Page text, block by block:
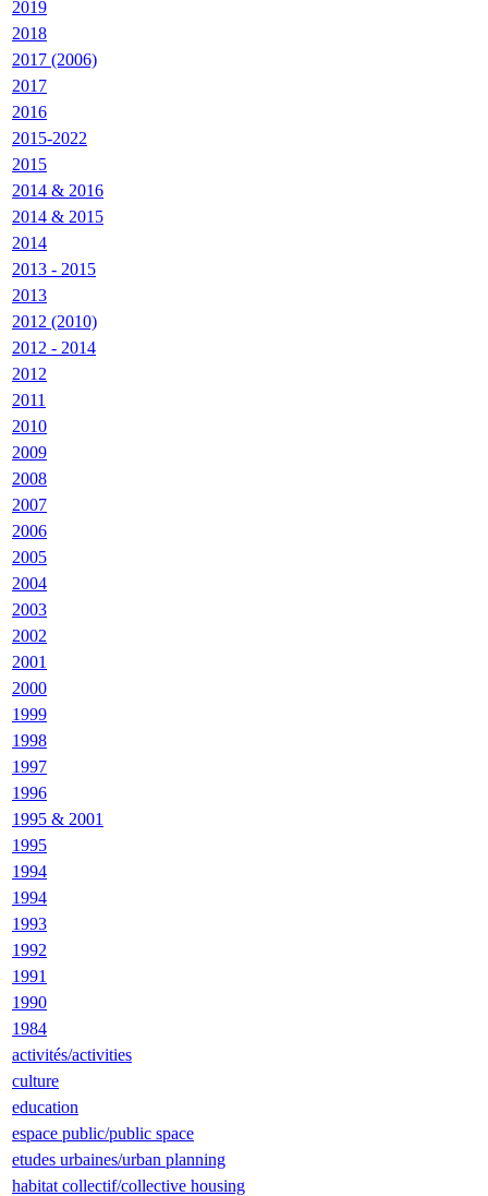
2019
2018
2017 (2006)
2017
2016
2015-2022
2015
2014 & 2016
2014 & 2015
2014
2013 - 2015
2013
2012 (2010)
2012 - 2014
2012
2011
2010
2009
2008
2007
2006
2005
2004
2003
2002
2001
2000
1999
1998
1997
1996
1995 & 2001
1995
1994
1994
1993
1992
1991
1990
1984
activités/activities
culture
education
espace public/public space
etudes urbaines/urban planning
habitat collectif/collective housing